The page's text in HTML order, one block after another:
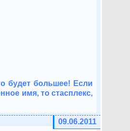
будет большее! Если
имя, то стасплекс,
09.06.2011